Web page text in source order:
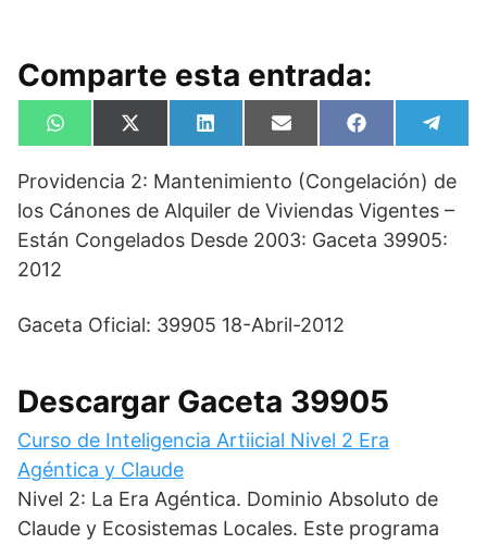
Comparte esta entrada:
Compartir
en
W
h
t
s
A
p
p
Compartir
en
X
(
w
t
t
e
Compartir
en
L
i
k
d
I
n
Compartir
en
E
m
i
Compartir
en
F
a
e
b
o
o
k
en
e
e
r
a
m
Providencia 2: Mantenimiento (Congelación) de
los Cánones de Alquiler de Viviendas Vigentes –
Están Congelados Desde 2003: Gaceta 39905:
2012
Gaceta Oficial: 39905 18-Abril-2012
Descargar Gaceta 39905
Curso de Inteligencia Artiicial Nivel 2 Era
Agéntica y Claude
Nivel 2: La Era Agéntica. Dominio Absoluto de
Claude y Ecosistemas Locales. Este programa